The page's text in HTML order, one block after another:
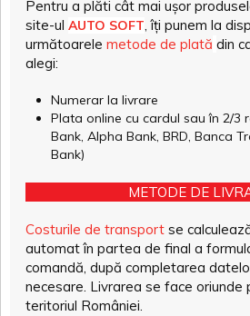
Pentru a plăti cât mai ușor
site-ul AUTO SOFT, îți punem la
următoarele metode de plată din
alegi:
Numerar la livrare
Plata online cu cardul sau în 2/3
Bank, Alpha Bank, BRD, Banca
Bank)
METODE DE
Costurile de transport se
automat în partea de final a
comandă, după completarea
necesare. Livrarea se face oriunde
teritoriul României.